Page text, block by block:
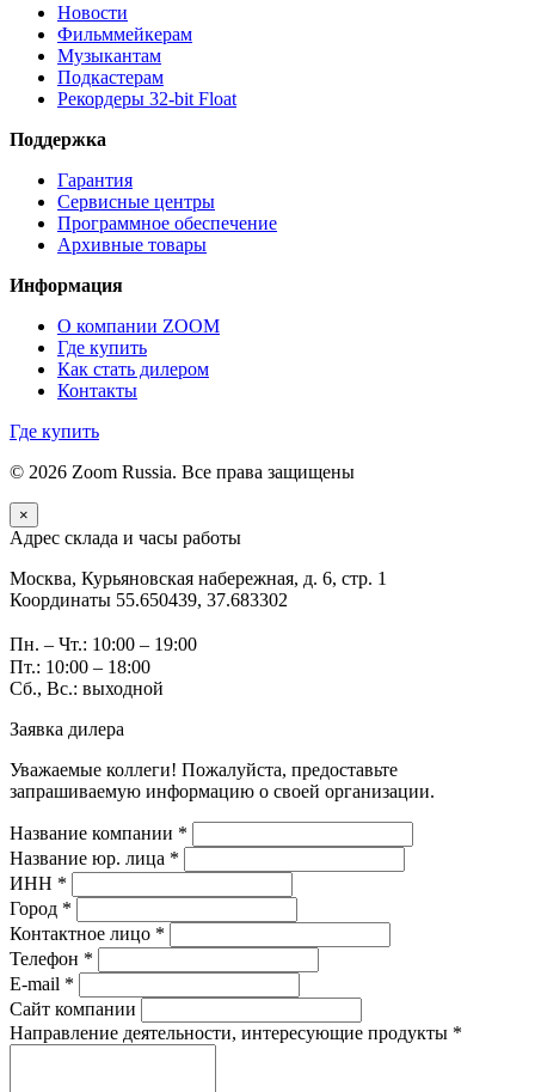
Новости
Фильммейкерам
Музыкантам
Подкастерам
Рекордеры 32‑bit Float
Поддержка
Гарантия
Сервисные центры
Программное обеспечение
Архивные товары
Информация
О компании ZOOM
Где купить
Как стать дилером
Контакты
Где купить
© 2026 Zoom Russia. Все права защищены
×
Адрес склада и часы работы
Москва, Курьяновская набережная, д. 6, стр. 1
Координаты 55.650439, 37.683302
Пн. – Чт.: 10:00 – 19:00
Пт.: 10:00 – 18:00
Сб., Вс.: выходной
Заявка дилера
Уважаемые коллеги! Пожалуйста, предоставьте
запрашиваемую информацию о своей организации.
Название компании *
Название юр. лица *
ИНН *
Город *
Контактное лицо *
Телефон *
E-mail *
Сайт компании
Направление деятельности, интересующие продукты *